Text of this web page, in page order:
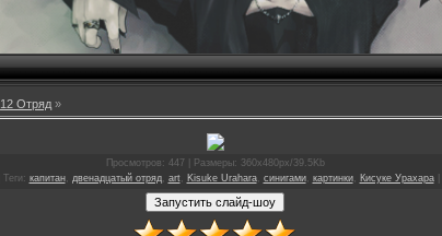
12 Отряд »
Просмотров : 447 | Размеры: 360x480px/39.5Kb
Теги : капитан, двенадцатый отряд, art, Kisuke Urahara, синигами, картинки, Кисуке Урахара|